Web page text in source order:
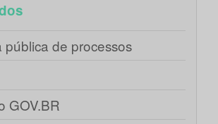
pública de processos
GOV.BR